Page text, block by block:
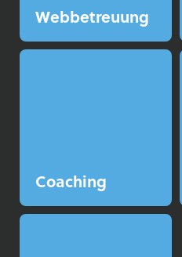
Web­betreuung
Coaching